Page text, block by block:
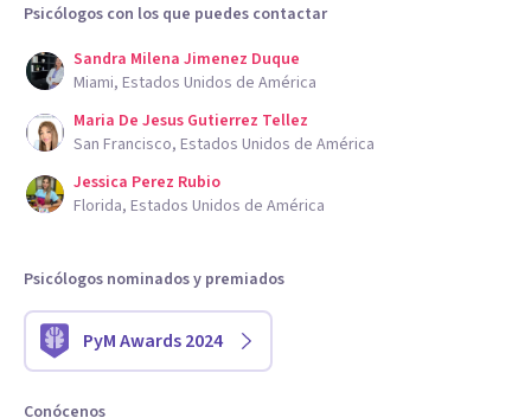
Psicólogos con los que puedes contactar
Sandra Milena Jimenez Duque
Miami, Estados Unidos de América
Maria De Jesus Gutierrez Tellez
San Francisco, Estados Unidos de América
Jessica Perez Rubio
Florida, Estados Unidos de América
Psicólogos nominados y premiados
PyM Awards 2024
Conócenos